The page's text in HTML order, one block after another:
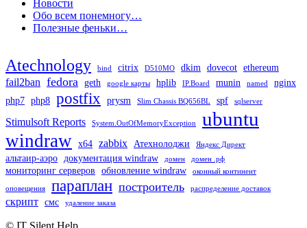
Новости
Обо всем понемногу…
Полезные феньки…
Atechnology bind citrix D510MO dkim dovecot ethereum
fail2ban fedora geth google карты hplib IP.Board munin named
nginx
php7 php8 postfix prysm Slim Chassis BQ656BL spf sqlserver
Stimulsoft Reports System.OutOfMemoryException ubuntu
windraw x64 zabbix Атехнолоджи Яндекс Директ
альтаир-аэро документация windraw домен домен .рф
мониторинг серверов обновление windraw оконный континент
оповещения параплан построитель распределение доставок
скрипт смс удаление заказа
© IT Silent Help